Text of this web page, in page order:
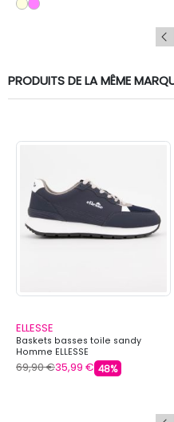
PRODUITS DE LA MÊME
ELLESSE
Baskets basses toile sandy
Homme ELLESSE
69,90 €35,99 € 48%